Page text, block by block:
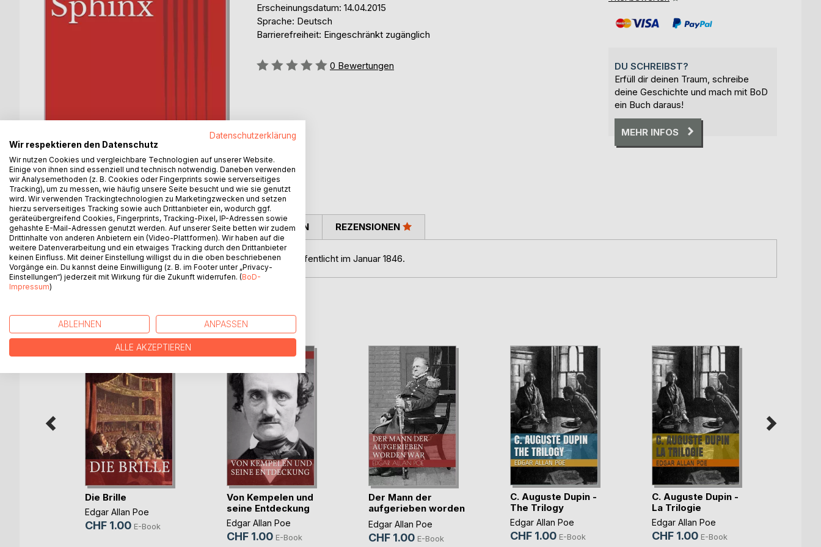
Erscheinungsdatum: 14.04.2015
Sprache: Deutsch
Barrierefreiheit: Eingeschränkt zugänglich
Bewertung::
0 Bewertungen
DU SCHREIBST?
Erfüll dir deinen Traum, schreibe
deine Geschichte und mach mit BoD
ein Buch daraus!
MEHR INFOS
BESCHREIBUNG
"Die Sphinx" ist eine Erzählung von Edgar Allan Poe, veröffentlicht im Januar 1846.
AUTOR/IN PRESSESTIMMEN REZENSIONEN
WEITERE TITEL BEIBoD
Die Brille
Edgar Allan Poe
CHF 1.00 E-Book
Von Kempelen und
seine Entdeckung
Edgar Allan Poe
CHF 1.00 E-Book
Der Mann der
aufgerieben worden
war
Edgar Allan Poe
CHF 1.00 E-Book
C. Auguste Dupin -
The Trilogy
Edgar Allan Poe
CHF 1.00 E-Book
C. Auguste Dupin -
La Trilogie
Edgar Allan Poe
CHF 1.00 E-Book
Datenschutzerklärung
Wir respektieren den Datenschutz
Wir nutzen Cookies und vergleichbare Technologien auf unserer Website.
Einige von ihnen sind essenziell und technisch notwendig. Daneben verwenden
wir Analysemethoden (z. B. Cookies oder Fingerprints sowie serverseitiges
Tracking), um zu messen, wie häufig unsere Seite besucht und wie sie genutzt
wird. Wir verwenden Trackingtechnologien zu Marketingzwecken und setzen
hierzu serverseitiges Tracking sowie auch Drittanbieter ein, wodurch ggf.
geräteübergreifend Cookies, Fingerprints, Tracking-Pixel, IP-Adressen sowie
gehashte E-Mail-Adressen genutzt werden. Auf unserer Seite betten wir zudem
Drittinhalte von anderen Anbietern ein (Video-Plattformen). Wir haben auf die
weitere Datenverarbeitung und ein etwaiges Tracking durch den Drittanbieter
keinen Einfluss. Mit deiner Einstellung willigst du in die oben beschriebenen
Vorgänge ein. Du kannst deine Einwilligung (z. B. im Footer unter „Privacy-
Einstellungen“) jederzeit mit Wirkung für die Zukunft widerrufen. (BoD-
Impressum)
ABLEHNEN ANPASSEN
ALLE AKZEPTIEREN